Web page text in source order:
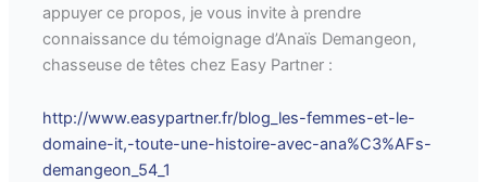
appuyer ce propos, je vous invite à prendre
connaissance du témoignage d’Anaïs Demangeon,
chasseuse de têtes chez Easy Partner :
http://www.easypartner.fr/blog_les-femmes-et-le-
domaine-it,-toute-une-histoire-avec-ana%C3%AFs-
demangeon_54_1